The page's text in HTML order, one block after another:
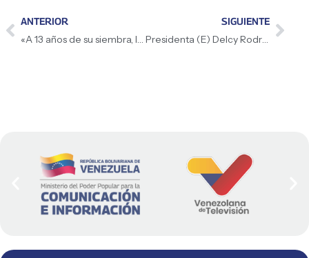
ANTERIOR
«A 13 años de su siembra, le recordamos con fuerza»: Alcaldesa de Caracas, Carmen Meléndez, sobre el Comandante Chávez
SIGUIENTE
Presidenta (E) Delcy Rodríguez: «Chávez se hizo pueblo y se hizo esperanza eterna en el corazón de Venezuela»